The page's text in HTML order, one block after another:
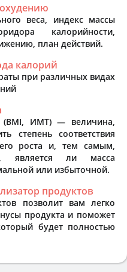
веса, индекс массы
калорийности,
план действий.
калорий
при различных видах
(BMI, ИМТ) — величина,
степень соответствия
роста и, тем самым,
является ли масса
или избыточной.
продуктов
позволит вам легко
продукта и поможет
будет полностью